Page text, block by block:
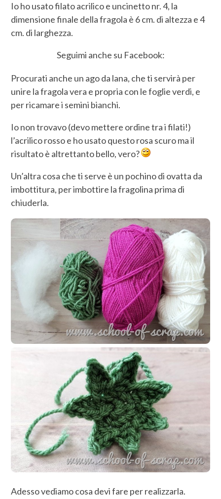
Io ho usato filato acrilico e uncinetto nr. 4, la
dimensione finale della fragola è 6 cm. di altezza e 4
cm. di larghezza.
Seguimi anche su Facebook:
Procurati anche un ago da lana, che ti servirà per
unire la fragola vera e propria con le foglie verdi, e
per ricamare i semini bianchi.
Io non trovavo (devo mettere ordine tra i filati!)
l’acrilico rosso e ho usato questo rosa scuro ma il
risultato è altrettanto bello, vero?
Un’altra cosa che ti serve è un pochino di ovatta da
imbottitura, per imbottire la fragolina prima di
chiuderla.
Adesso vediamo cosa devi fare per realizzarla.